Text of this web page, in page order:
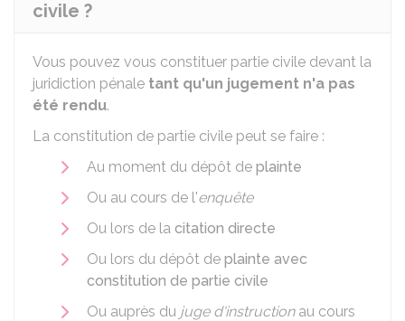
civile ?
Vous pouvez vous constituer partie civile devant la
juridiction pénale tant qu'un jugement n'a pas
été rendu.
La constitution de partie civile peut se faire :
Au moment du dépôt de plainte
Ou au cours de l'enquête
Ou lors de la citation directe
Ou lors du dépôt de plainte avec
constitution de partie civile
Ou auprès du juge d'instructionau cours